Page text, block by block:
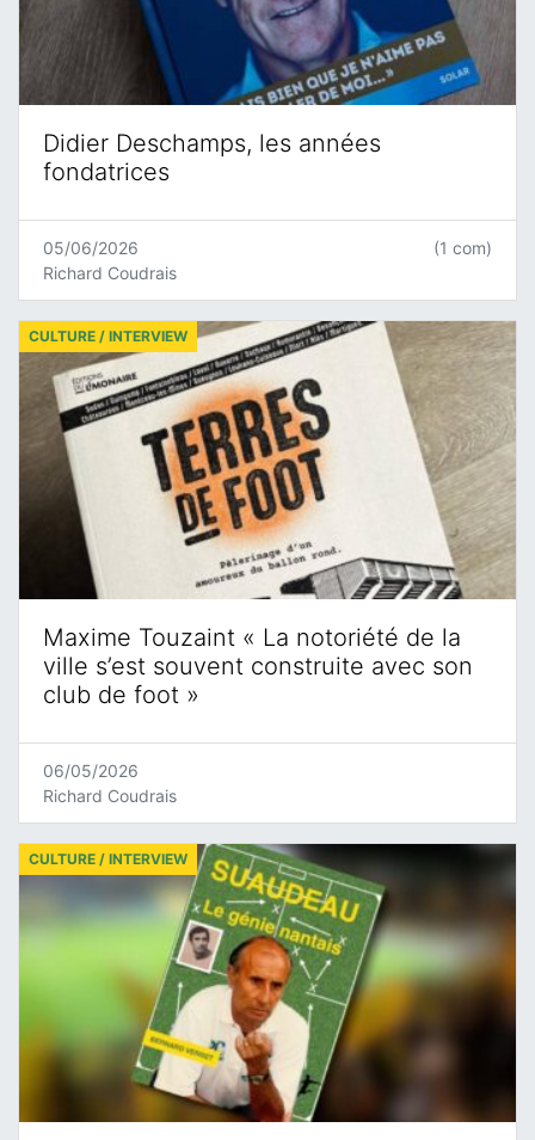
Didier Deschamps, les années
fondatrices
05/06/2026
Richard Coudrais
(1 com)
Maxime Touzaint « La notoriété de la
ville s’est souvent construite avec son
club de foot »
CULTURE / INTERVIEW
06/05/2026
Richard Coudrais
CULTURE / INTERVIEW